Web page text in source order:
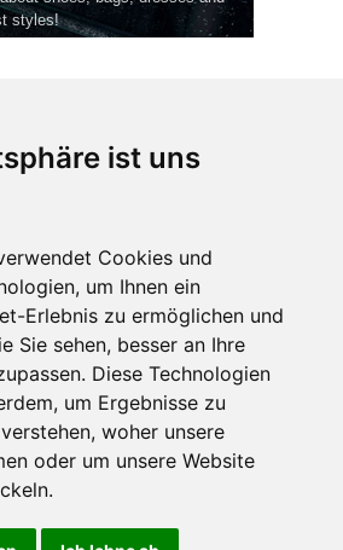
ist uns
Cookies und
um Ihnen ein
Erlebnis zu ermöglichen und
Sie sehen, besser an Ihre
Diese Technologien
um Ergebnisse zu
woher unsere
oder um unsere Website
styles!
Celebrity Post.
Policy( Einstellungen ändern
YouTube